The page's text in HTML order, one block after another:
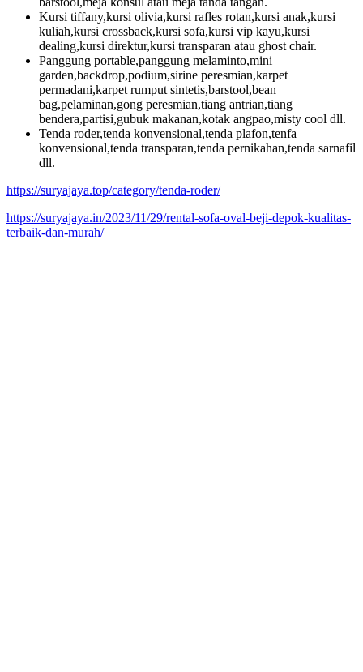
Kursi tiffany,kursi olivia,kursi rafles rotan,kursi anak,kursi
kuliah,kursi crossback,kursi sofa,kursi vip kayu,kursi
dealing,kursi direktur,kursi transparan atau ghost chair.
Panggung portable,panggung melaminto,mini
garden,backdrop,podium,sirine peresmian,karpet
permadani,karpet rumput sintetis,barstool,bean
bag,pelaminan,gong peresmian,tiang antrian,tiang
bendera,partisi,gubuk makanan,kotak angpao,misty cool dll.
Tenda roder,tenda konvensional,tenda plafon,tenfa
konvensional,tenda transparan,tenda pernikahan,tenda sarnafil
dll.
https://suryajaya.top/category/tenda-roder/
https://suryajaya.in/2023/11/29/rental-sofa-oval-beji-depok-kualitas-
terbaik-dan-murah/